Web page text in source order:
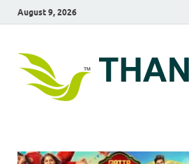
August 9, 2026